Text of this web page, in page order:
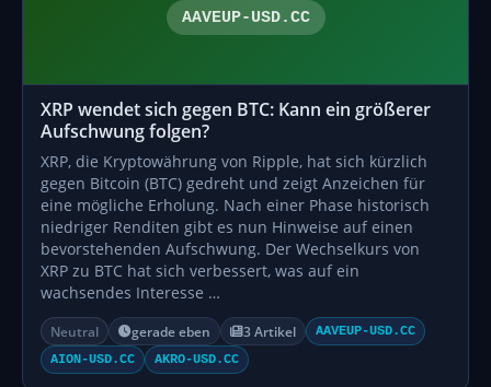
AAVEUP-USD.CC
XRP wendet sich gegen BTC: Kann ein größerer
Aufschwung folgen?
XRP, die Kryptowährung von Ripple, hat sich kürzlich
gegen Bitcoin (BTC) gedreht und zeigt Anzeichen für
eine mögliche Erholung. Nach einer Phase historisch
niedriger Renditen gibt es nun Hinweise auf einen
bevorstehenden Aufschwung. Der Wechselkurs von
XRP zu BTC hat sich verbessert, was auf ein
wachsendes Interesse …
Neutral gerade eben 3 Artikel
AAVEUP-USD.CC
AION-USD.CC
AKRO-USD.CC